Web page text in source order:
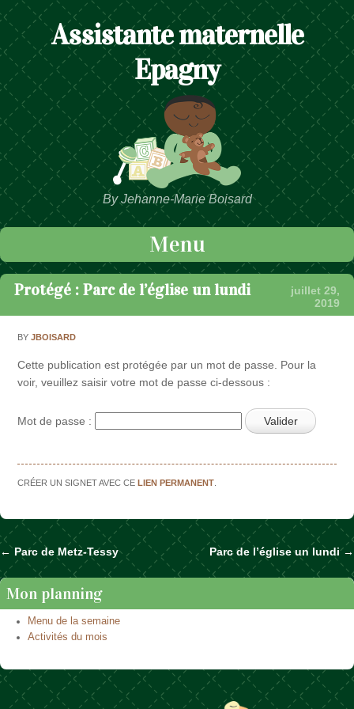
Assistante maternelle
Epagny
By Jehanne-Marie Boisard
Menu
Passer au contenu
Protégé : Parc de l’église un lundi
juillet 29,
2019
BYJBOISARD
Cette publication est protégée par un mot de passe. Pour la
voir, veuillez saisir votre mot de passe ci-dessous :
Mot de passe :
CRÉER UN SIGNET AVEC CELIEN PERMANENT
Naviguer dans les articles
←Parc de Metz-Tessy Parc de l’église un lundi→
Mon planning
Menu de la semaine
Activités du mois